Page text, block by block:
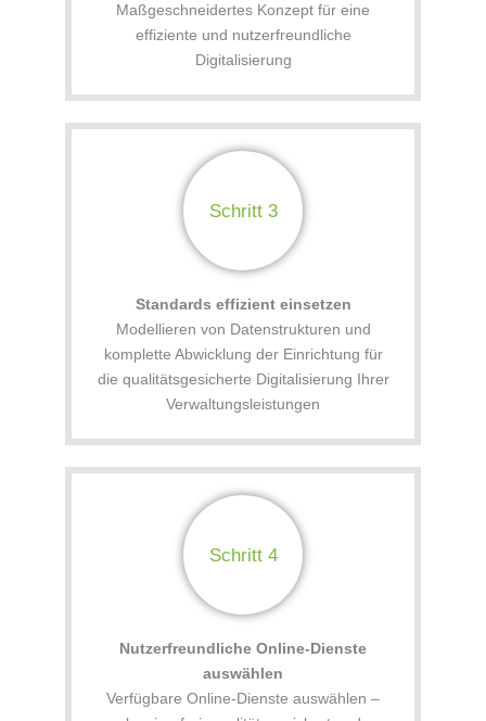
Maßgeschneidertes Konzept für eine
effiziente und nutzerfreundliche
Digitalisierung
Schritt 3
Standards effizient einsetzen
Modellieren von Datenstrukturen und
komplette Abwicklung der Einrichtung für
die qualitätsgesicherte Digitalisierung Ihrer
Verwaltungsleistungen
Schritt 4
Nutzerfreundliche Online-Dienste
auswählen
Verfügbare Online-Dienste auswählen –